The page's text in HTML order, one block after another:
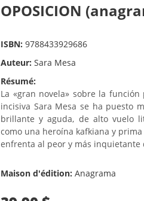
OPOSICION
ISBN: 9788433929686
Auteur: Sara Mesa
Résumé:
La «gran novela» sobre la
incisiva Sara Mesa se ha puesto
brillante y aguda, de alto vuelo
como una heroína kafkiana y
enfrenta al peor y más
Maison d'édition: Anagrama